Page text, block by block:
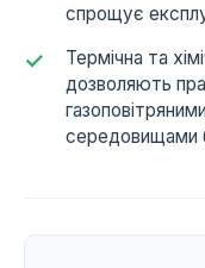
спрощує
Термічна та
дозволяють
середовищами